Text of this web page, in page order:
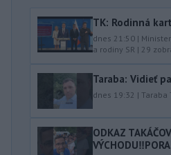
TK: Rodinná
dnes 21:50 |
a rodiny SR | 29
Taraba: Vidieť
dnes 19:32 | Taraba
ODKAZ